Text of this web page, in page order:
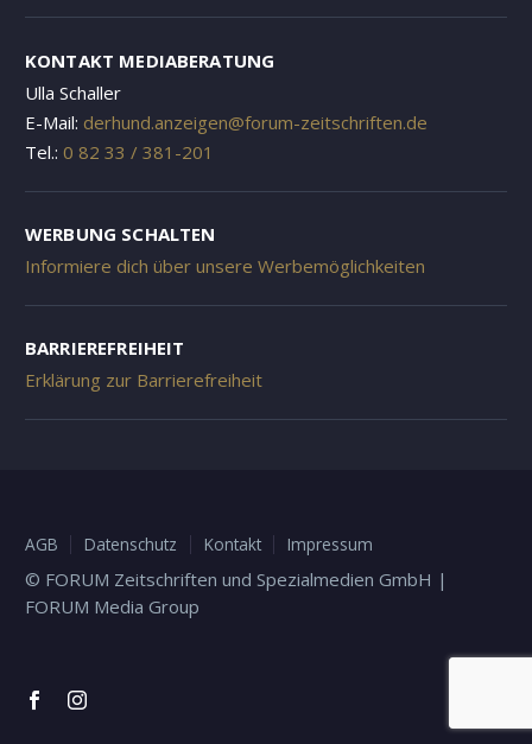
KONTAKT MEDIABERATUNG
Ulla Schaller
E-Mail: derhund.anzeigen@forum-zeitschriften.de
Tel.: 0 82 33 / 381-201
WERBUNG SCHALTEN
Informiere dich über unsere Werbemöglichkeiten
BARRIEREFREIHEIT
Erklärung zur Barrierefreiheit
AGB Datenschutz Kontakt Impressum
© FORUM Zeitschriften und Spezialmedien GmbH |
FORUM Media Group